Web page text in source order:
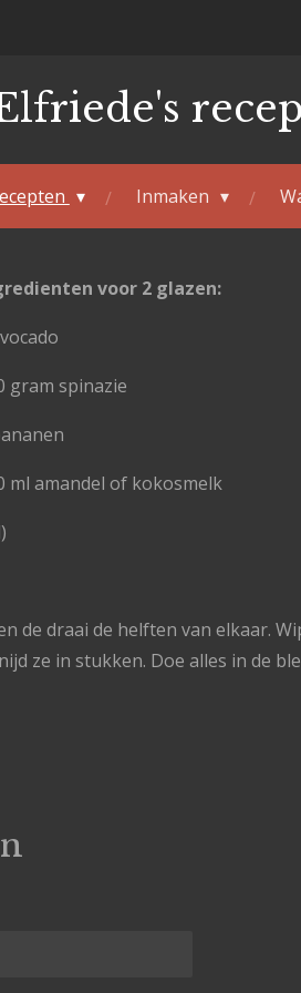
Inmaken
voor 2 glazen:
gram spinazie
ml amandel of kokosmelk
de draai de helften van elkaar.
ze in stukken. Doe alles in de